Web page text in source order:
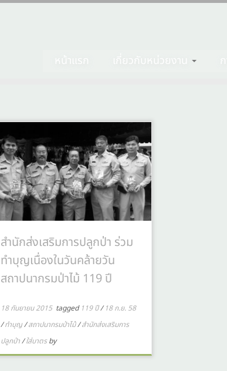
สำนักส่งเสริมการปลูกป่า ร่วม
ทำบุญเนื่องในวันคล้ายวัน
สถาปนากรมป่าไม้ 119 ปี
18 กันยายน 2015tagged 119 ปี/18 ก.ย. 58
/ทำบุญ/สถาปนากรมป่าไม้/สำนักส่งเสริมการ
ปลูกป่า/ใส่บาตร by